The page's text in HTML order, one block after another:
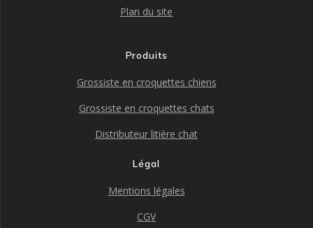
Plan du site
Produits
Grossiste en croquettes chiens
Grossiste en croquettes chats
Distributeur litière chat
Légal
Mentions légales
CGV